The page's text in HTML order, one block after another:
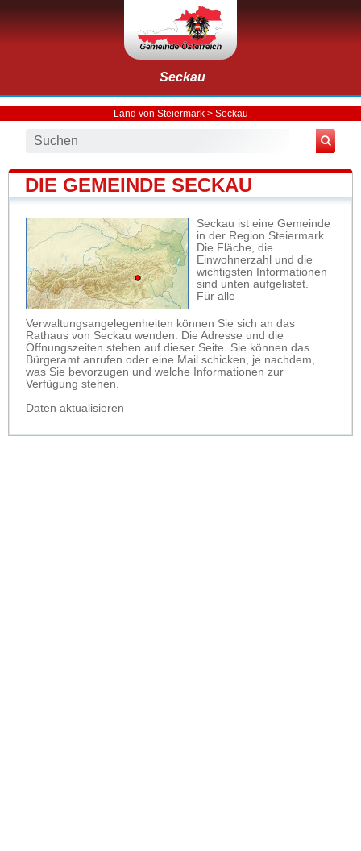
Seckau
Land von Steiermark> Seckau
DIE GEMEINDE SECKAU
Seckau ist eine Gemeinde
in der Region Steiermark.
Die Fläche, die
Einwohnerzahl und die
wichtigsten Informationen
sind unten aufgelistet.
Für alle
Verwaltungsangelegenheiten können Sie sich an das
Rathaus von Seckau wenden. Die Adresse und die
Öffnungszeiten stehen auf dieser Seite. Sie können das
Bürgeramt anrufen oder eine Mail schicken, je nachdem,
was Sie bevorzugen und welche Informationen zur
Verfügung stehen.
Daten aktualisieren